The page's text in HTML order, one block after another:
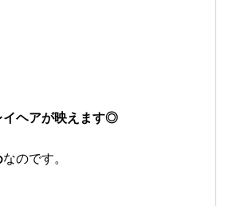
イヘアが映えます◎
なのです。